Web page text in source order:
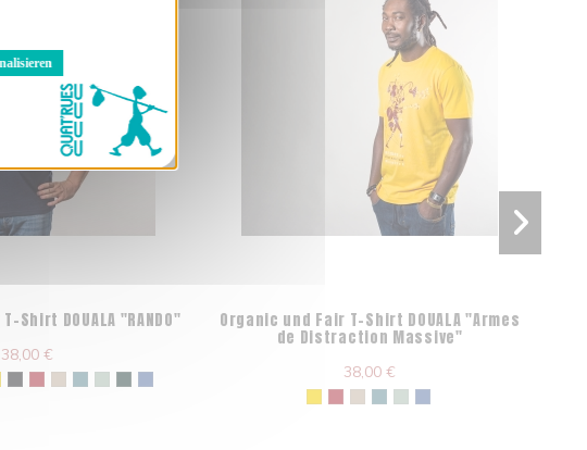
Shirt DOUALA "RANDO"
38,00 €
Organic und Fair T-Shirt DOUALA "Armes
de Distraction Massive"
38,00 €